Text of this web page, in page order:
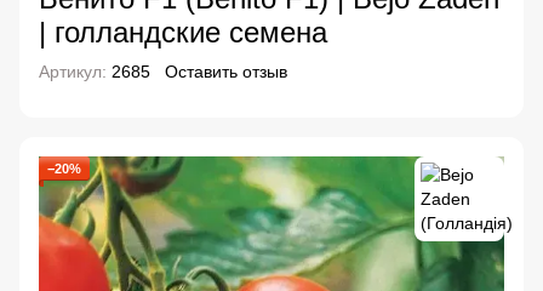
| голландские семена
Артикул: 2685 Оставить отзыв
−20%